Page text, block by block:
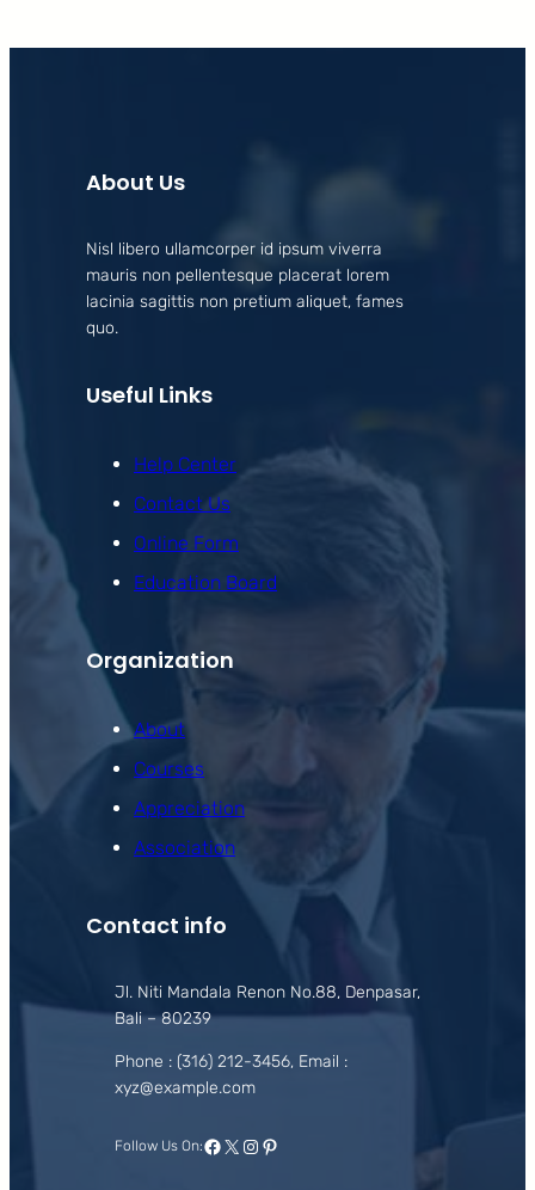
About Us
Nisl libero ullamcorper id ipsum viverra
mauris non pellentesque placerat lorem
lacinia sagittis non pretium aliquet, fames
quo.
Useful Links
Help Center
Contact Us
Online Form
Education Board
Organization
About
Courses
Appreciation
Association
Contact info
Jl. Niti Mandala Renon No.88, Denpasar,
Bali – 80239
Phone : (316) 212-3456, Email :
xyz@example.com
Follow Us On:Facebook
X Instagram
Pinterest